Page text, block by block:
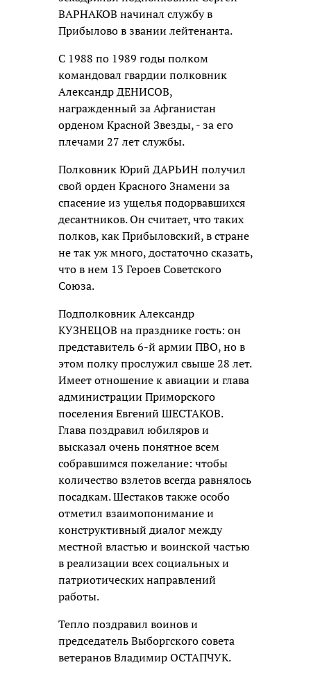
ВАРНАКОВ начинал службу в
Прибылово в звании лейтенанта.
С 1988 по 1989 годы полком
командовал гвардии полковник
Александр ДЕНИСОВ,
награжденный за Афганистан
орденом Красной Звезды, - за его
плечами 27 лет службы.
Полковник Юрий ДАРЬИН получил
свой орден Красного Знамени за
спасение из ущелья подорвавшихся
десантников. Он считает, что таких
полков, как Прибыловский, в стране
не так уж много, достаточно сказать,
что в нем 13 Героев Советского
Союза.
Подполковник Александр
КУЗНЕЦОВ на празднике гость: он
представитель 6-й армии ПВО, но в
этом полку прослужил свыше 28 лет.
Имеет отношение к авиации и глава
администрации Приморского
поселения Евгений ШЕСТАКОВ.
Глава поздравил юбиляров и
высказал очень понятное всем
собравшимся пожелание: чтобы
количество взлетов всегда равнялось
посадкам. Шестаков также особо
отметил взаимопонимание и
конструктивный диалог между
местной властью и воинской частью
в реализации всех социальных и
патриотических направлений
работы.
Тепло поздравил воинов и
председатель Выборгского совета
ветеранов Владимир ОСТАПЧУК.